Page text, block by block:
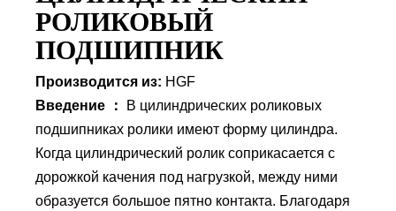
РОЛИКОВЫЙ
ПОДШИПНИК
Производится из: HGF
Введение ：
В цилиндрических роликовых
подшипниках ролики имеют форму цилиндра.
Когда цилиндрический ролик соприкасается с
дорожкой качения под нагрузкой, между ними
образуется большое пятно контакта. Благодаря
Внутренний диаметр
(d)
45 мм
Наружный диаметр
(D)
100 мм.
Высота (B)
25 мм.
Вес
0.93 Кг